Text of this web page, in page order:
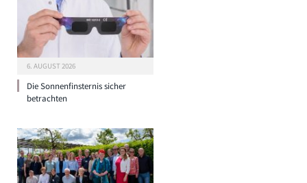
6. AUGUST 2026
Die Sonnenfinsternis sicher
betrachten